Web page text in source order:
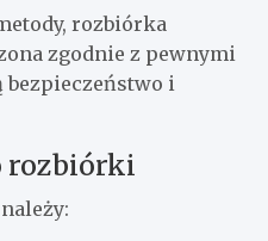
rozbiórka
zgodnie z pewnymi
bezpieczeństwo i
rozbiórki